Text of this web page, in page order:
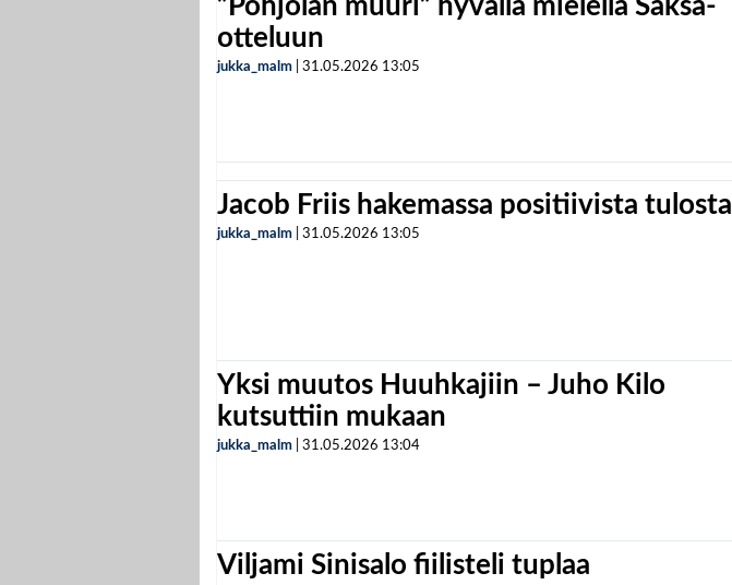
”Pohjolan muuri” hyvällä mielellä Saksa-
otteluun
jukka_malm 31.05.2026 13:05
Jacob Friis hakemassa positiivista tulosta
jukka_malm 31.05.2026 13:05
Yksi muutos Huuhkajiin – Juho Kilo
kutsuttiin mukaan
jukka_malm 31.05.2026 13:04
Viljami Sinisalo fiilisteli tuplaa